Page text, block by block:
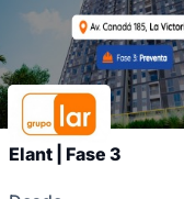
Elant | Fase 3